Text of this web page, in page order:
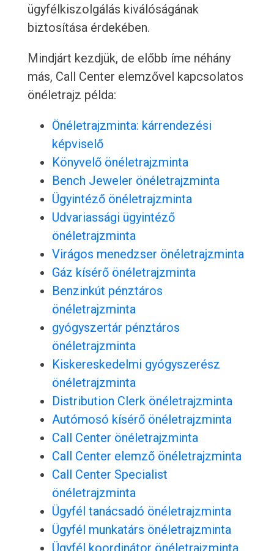
ügyfélkiszolgálás kiválóságának
biztosítása érdekében.
Mindjárt kezdjük, de előbb íme néhány
más, Call Center elemzővel kapcsolatos
önéletrajz példa:
Önéletrajzminta: kárrendezési
képviselő
Könyvelő önéletrajzminta
Bench Jeweler önéletrajzminta
Ügyintéző önéletrajzminta
Udvariassági ügyintéző
önéletrajzminta
Virágos menedzser önéletrajzminta
Gáz kísérő önéletrajzminta
Benzinkút pénztáros
önéletrajzminta
gyógyszertár pénztáros
önéletrajzminta
Kiskereskedelmi gyógyszerész
önéletrajzminta
Distribution Clerk önéletrajzminta
Autómosó kísérő önéletrajzminta
Call Center önéletrajzminta
Call Center elemző önéletrajzminta
Call Center Specialist
önéletrajzminta
Ügyfél tanácsadó önéletrajzminta
Ügyfél munkatárs önéletrajzminta
Ügyfél koordinátor önéletrajzminta